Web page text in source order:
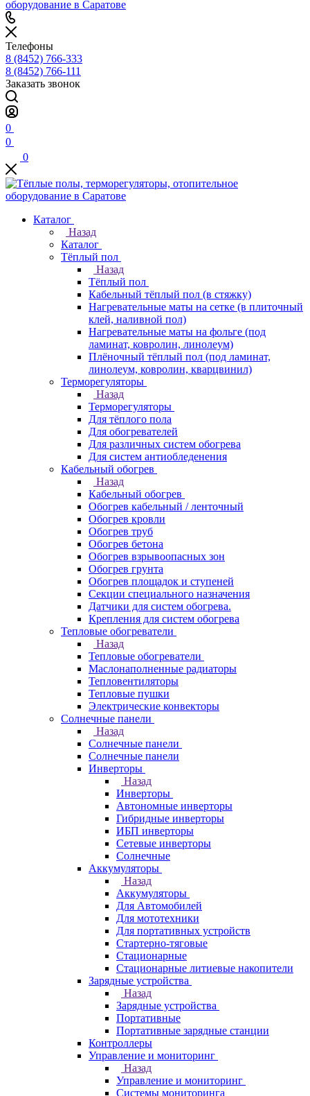
Телефоны
8 (8452) 766-333
8 (8452) 766-111
Заказать звонок
0
0
0
Каталог
Назад
Каталог
Тёплый пол
Назад
Тёплый пол
Кабельный тёплый пол (в стяжку)
Нагревательные маты на сетке (в плиточный
клей, наливной пол)
Нагревательные маты на фольге (под
ламинат, ковролин, линолеум)
Плёночный тёплый пол (под ламинат,
линолеум, ковролин, кварцвинил)
Терморегуляторы
Назад
Терморегуляторы
Для тёплого пола
Для обогревателей
Для различных систем обогрева
Для систем антиобледенения
Кабельный обогрев
Назад
Кабельный обогрев
Обогрев кабельный / ленточный
Обогрев кровли
Обогрев труб
Обогрев бетона
Обогрев взрывоопасных зон
Обогрев грунта
Обогрев площадок и ступеней
Секции специального назначения
Датчики для систем обогрева.
Крепления для систем обогрева
Тепловые обогреватели
Назад
Тепловые обогреватели
Маслонаполненные радиаторы
Тепловентиляторы
Тепловые пушки
Электрические конвекторы
Солнечные панели
Назад
Солнечные панели
Солнечные панели
Инверторы
Назад
Инверторы
Автономные инверторы
Гибридные инверторы
ИБП инверторы
Сетевые инверторы
Солнечные
Аккумуляторы
Назад
Аккумуляторы
Для Автомобилей
Для мототехники
Для портативных устройств
Стартерно-тяговые
Стационарные
Стационарные литиевые накопители
Зарядные устройства
Назад
Зарядные устройства
Портативные
Портативные зарядные станции
Контроллеры
Управление и мониторинг
Назад
Управление и мониторинг
Системы мониторинга